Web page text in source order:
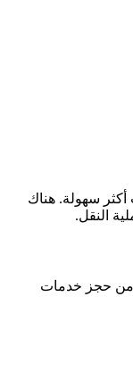
أكثر سهولة. هناك
النقل.
من حجز خدمات